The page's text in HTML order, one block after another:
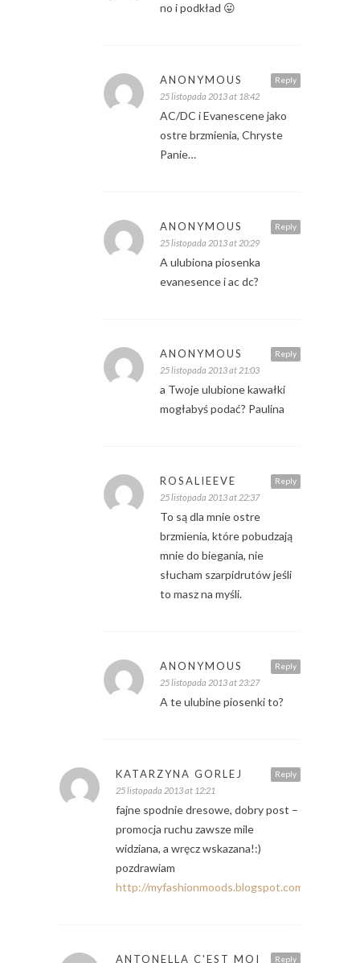
no i podkład 😛
Reply
ANONYMOUS
25 listopada 2013 at 18:42
AC/DC i Evanescene jako
ostre brzmienia, Chryste
Panie…
Reply
ANONYMOUS
25 listopada 2013 at 20:29
A ulubiona piosenka
evanesence i ac dc?
Reply
ANONYMOUS
25 listopada 2013 at 21:03
a Twoje ulubione kawałki
mogłabyś podać? Paulina
Reply
ROSALIEEVE
25 listopada 2013 at 22:37
To są dla mnie ostre
brzmienia, które pobudzają
mnie do biegania, nie
słucham szarpidrutów jeśli
to masz na myśli.
Reply
ANONYMOUS
25 listopada 2013 at 23:27
A te ulubine piosenki to?
Reply
KATARZYNA GORLEJ
25 listopada 2013 at 12:21
fajne spodnie dresowe, dobry post –
promocja ruchu zawsze mile
widziana, a wręcz wskazana!:)
pozdrawiam
http://myfashionmoods.blogspot.com/
Reply
ANTONELLA C'EST MOI